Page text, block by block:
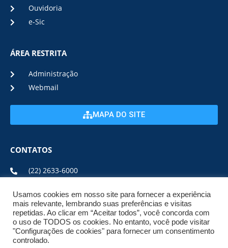
Ouvidoria
e-Sic
ÁREA RESTRITA
Administração
Webmail
MAPA DO SITE
CONTATOS
(22) 2633-6000
ENDEREÇO E HORÁRIO
ESTRADA DA USINA, Nº 600 CENTRO, CEP: 28950-000
DE SEGUNDA A SEXTA DE 08:00 ÀS 17:00
Usamos cookies em nosso site para fornecer a experiência
mais relevante, lembrando suas preferências e visitas
repetidas. Ao clicar em “Aceitar todos”, você concorda com
o uso de TODOS os cookies. No entanto, você pode visitar
"Configurações de cookies" para fornecer um consentimento
controlado.